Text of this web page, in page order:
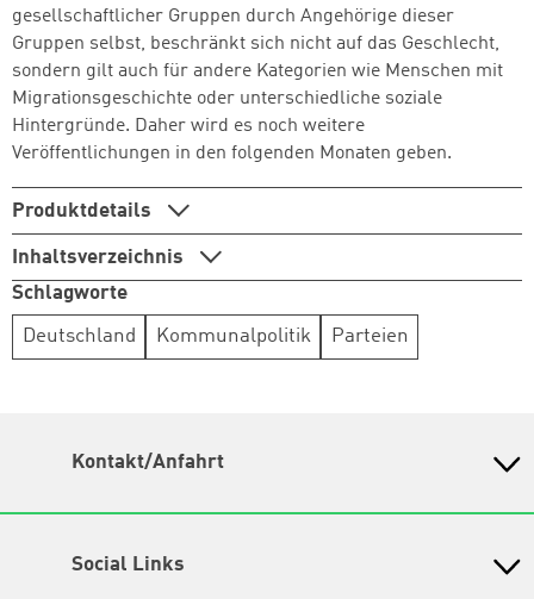
gesellschaftlicher Gruppen durch Angehörige dieser
Gruppen selbst, beschränkt sich nicht auf das Geschlecht,
sondern gilt auch für andere Kategorien wie Menschen mit
Migrationsgeschichte oder unterschiedliche soziale
Hintergründe. Daher wird es noch weitere
Veröffentlichungen in den folgenden Monaten geben.
Produktdetails
Inhaltsverzeichnis
Schlagworte
Deutschland Kommunalpolitik Parteien
Kontakt/Anfahrt
in der Heinrich-Böll-Stiftung e.V.
Social Links